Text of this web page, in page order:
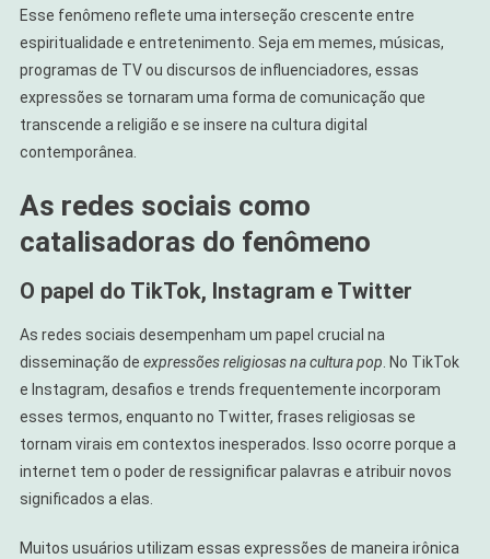
Esse fenômeno reflete uma interseção crescente entre
espiritualidade e entretenimento. Seja em memes, músicas,
programas de TV ou discursos de influenciadores, essas
expressões se tornaram uma forma de comunicação que
transcende a religião e se insere na cultura digital
contemporânea.
As redes sociais como
catalisadoras do fenômeno
O papel do TikTok, Instagram e Twitter
As redes sociais desempenham um papel crucial na
disseminação de expressões religiosas na cultura pop . No TikTok
e Instagram, desafios e trends frequentemente incorporam
esses termos, enquanto no Twitter, frases religiosas se
tornam virais em contextos inesperados. Isso ocorre porque a
internet tem o poder de ressignificar palavras e atribuir novos
significados a elas.
Muitos usuários utilizam essas expressões de maneira irônica